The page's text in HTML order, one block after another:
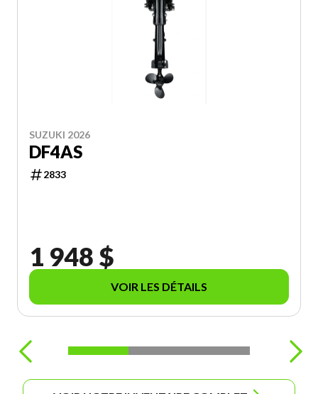
SUZUKI 2026
DF4AS
2833
1 948 $
VOIR LES DÉTAILS